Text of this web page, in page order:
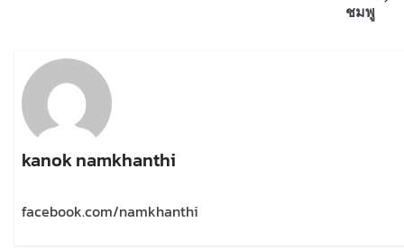
ชมพู
kanok namkhanthi
facebook.com/namkhanthi